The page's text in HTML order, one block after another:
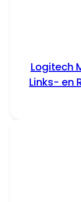
Logitech
Links- en